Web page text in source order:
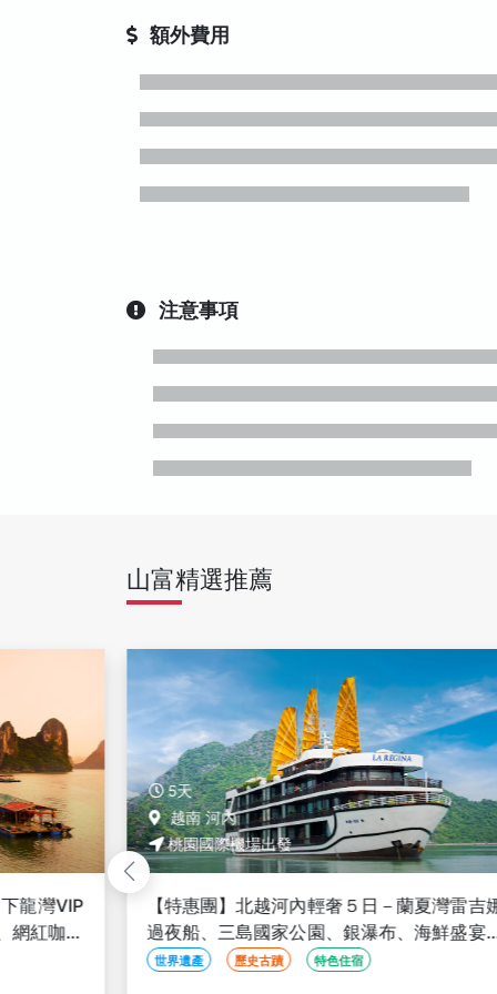
額外費用
注意事項
山富精選推薦
龍灣VIP
網紅咖啡
5天
越南 河內
桃園國際機場出發
【特惠團】北越河內輕奢５日－蘭夏灣雷吉
過夜船、三島國家公園、銀瀑布、海鮮盛宴
寧平華閭探秘、２晚五星＜無購物含簽＞
世界遺產 歷史古蹟 特色住宿